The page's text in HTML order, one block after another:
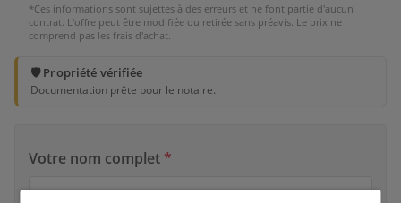
*Ces informations sont sujettes à des erreurs et ne font partie d'aucun
contrat. L'offre peut être modifiée ou retirée sans préavis. Le prix ne
comprend pas les frais d'achat.
🛡️ Propriété vérifiée
Documentation prête pour le notaire.
Votre nom complet *